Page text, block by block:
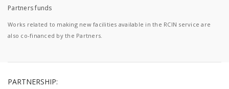
Partners funds
Works related to making new facilities available in the RCIN service are
also co-financed by the Partners.
PARTNERSHIP: